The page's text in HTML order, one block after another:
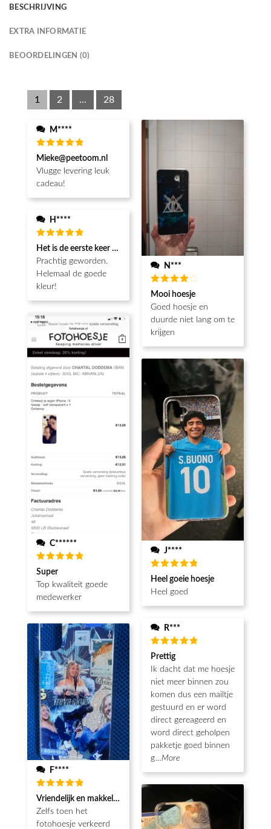
BESCHRIJVING
EXTRA INFORMATIE
BEOORDELINGEN (0)
1 2 ... 28
M****
Waardering
5uit 5
Mieke@peetoom.nl
Vlugge levering leuk
cadeau!
H****
Waardering
5uit 5
Het is de eerste keer dat ik een fotohoesje en het is prachtig!!
Prachtig geworden.
Helemaal de goede
kleur!
C******
Waardering
5 uit 5
Super
Top kwaliteit goede
medewerker
F****
Waardering
5 uit 5
Vriendelijk en makkelijk
Zelfs toen het
fotohoesje verkeerd
N***
Waardering
4 uit 5
Mooi hoesje
Goed hoesje en
duurde niet lang om te
krijgen
J****
Waardering
5uit 5
Heel goeie hoesje
Heel goed
R***
Waardering
5 uit 5
Prettig
Ik dacht dat me hoesje
niet meer binnen zou
komen dus een mailtje
gestuurd en er word
direct gereageerd en
word direct geholpen
pakketje goed binnen
g ...More